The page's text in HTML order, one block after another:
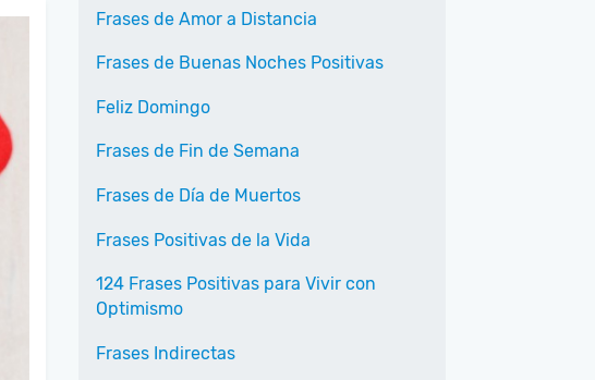
Frases de Amor a Distancia
Frases de Buenas Noches Positivas
Feliz Domingo
Frases de Fin de Semana
Frases de Día de Muertos
Frases Positivas de la Vida
124 Frases Positivas para Vivir con
Optimismo
Frases Indirectas